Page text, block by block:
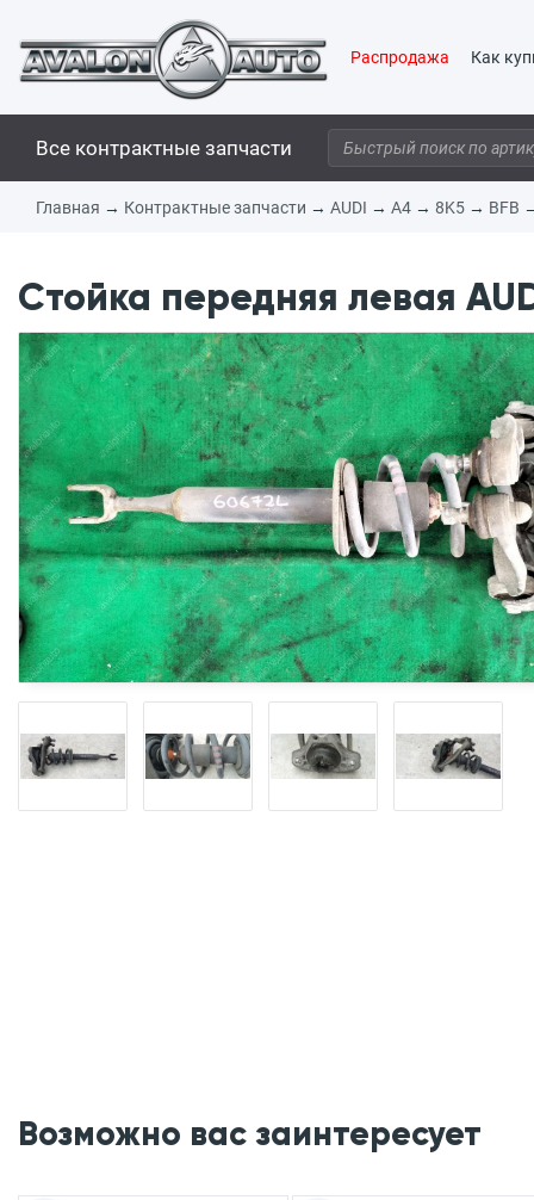
Распродажа Как
Все контрактные запчасти
Главная → Контрактные запчасти → AUDI → A4 → 8K5 → BFB
Стойка передняя левая
Возможно вас заинтересует